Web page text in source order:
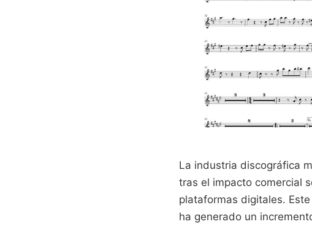
La industria discográfica
tras el impacto comercial
plataformas digitales.
ha generado un